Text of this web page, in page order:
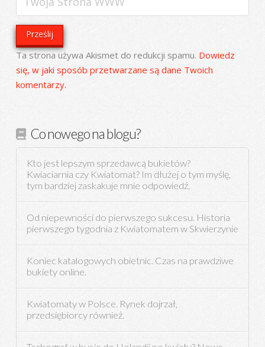
Ta strona używa Akismet do redukcji spamu. Dowiedz
się, w jaki sposób przetwarzane są dane Twoich
komentarzy.
Co nowego na blogu?
Kto jest lepszym sprzedawcą bukietów?
Kwiaciarnia czy Kwiatomat? Im dłużej o tym myślę,
tym bardziej zaskakuje mnie odpowiedź.
Od niepewności do pierwszego sukcesu. Historia
pierwszego tygodnia z Kwiatomatem w Skwierzynie
Koniec katalogowych obietnic. Czas na prawdziwe
bukiety online.
Kwiatomaty w Polsce. Rynek dojrzał,
przedsiębiorcy również.